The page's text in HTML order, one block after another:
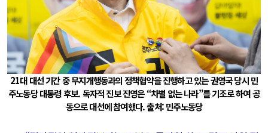
21대 대선 기간 중 무지개행동과의 정책협약을 진행하고 있는 권영국 당시 민
주노동당 대통령 후보. 독자적 진보 진영은 “차별 없는 나라”를 기조로 하여 공
동으로 대선에 참여했다. 출처: 민주노동당